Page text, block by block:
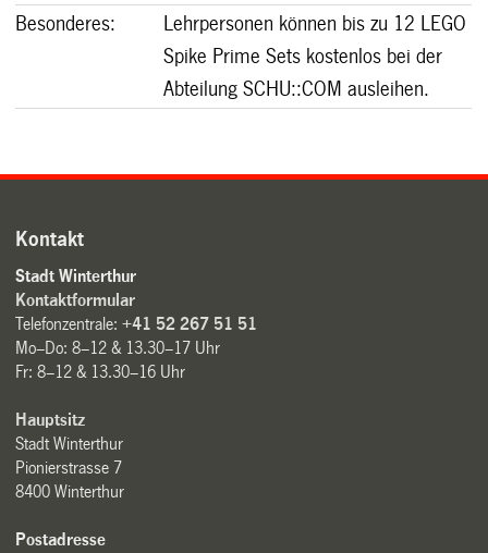
Besonderes:
Lehrpersonen können bis zu 12 LEGO
Spike Prime Sets kostenlos bei der
Abteilung SCHU::COM ausleihen.
Kontakt
Stadt Winterthur
Kontaktformular
Telefonzentrale:+41 52 267 51 51
Mo–Do: 8–12 & 13.30–17 Uhr
Fr: 8–12 & 13.30–16 Uhr
Hauptsitz
Stadt Winterthur
Pionierstrasse 7
8400 Winterthur
Postadresse